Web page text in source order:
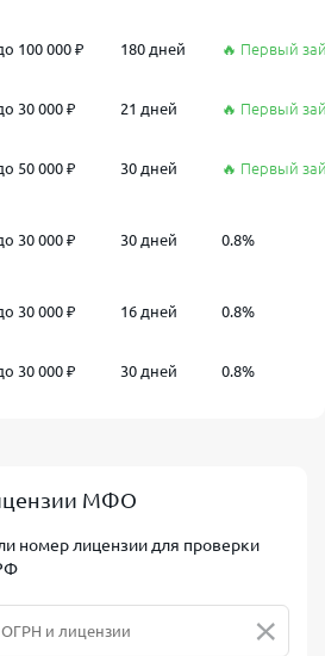
100 000 ₽ 180 дней 🔥 Первый
30 000 ₽ 21 дней 🔥 Первый
50 000 ₽ 30 дней 🔥 Первый
30 000 ₽ 30 дней 0.8%
30 000 ₽ 16 дней 0.8%
30 000 ₽ 30 дней 0.8%
МФО
номер лицензии для проверки
×